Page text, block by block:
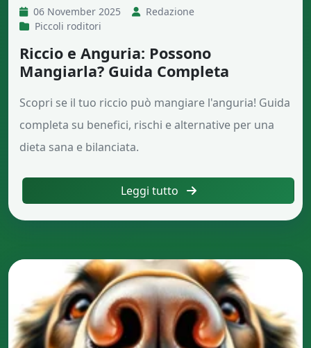
06 November 2025
Redazione
Piccoli roditori
Riccio e Anguria: Possono
Mangiarla? Guida Completa
Scopri se il tuo riccio può mangiare l'anguria! Guida
completa su benefici, rischi e alternative per una
dieta sana e bilanciata.
Leggi tutto